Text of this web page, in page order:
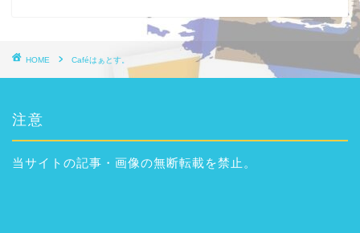
HOME Caféはぁとす。
注意
当サイトの記事・画像の無断転載を禁止。